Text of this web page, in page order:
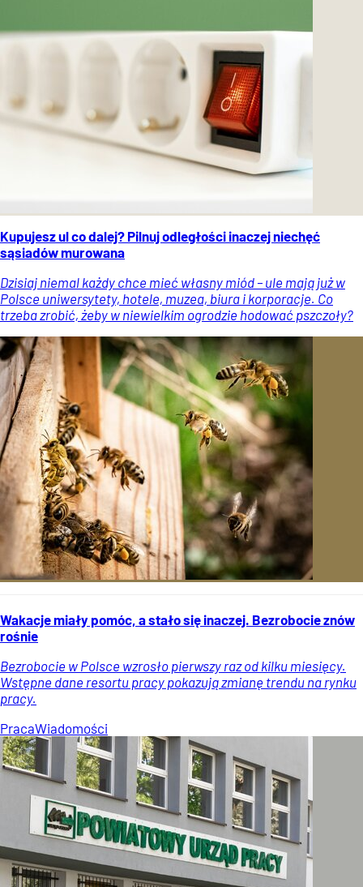
Kupujesz ul co dalej? Pilnuj odległości inaczej niechęć
sąsiadów murowana
Dzisiaj niemal każdy chce mieć własny miód – ule mają już w
Polsce uniwersytety, hotele, muzea, biura i korporacje. Co
trzeba zrobić, żeby w niewielkim ogrodzie hodować pszczoły?
Wakacje miały pomóc, a stało się inaczej. Bezrobocie znów
rośnie
Bezrobocie w Polsce wzrosło pierwszy raz od kilku miesięcy.
Wstępne dane resortu pracy pokazują zmianę trendu na rynku
pracy.
PracaWiadomości